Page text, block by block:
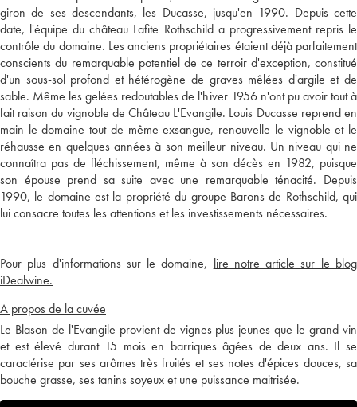
giron de ses descendants, les Ducasse, jusqu'en 1990. Depuis cette
date, l'équipe du château Lafite Rothschild a progressivement repris le
contrôle du domaine. Les anciens propriétaires étaient déjà parfaitement
conscients du remarquable potentiel de ce terroir d'exception, constitué
d'un sous-sol profond et hétérogène de graves mêlées d'argile et de
sable. Même les gelées redoutables de l'hiver 1956 n'ont pu avoir tout à
fait raison du vignoble de Château L'Evangile. Louis Ducasse reprend en
main le domaine tout de même exsangue, renouvelle le vignoble et le
réhausse en quelques années à son meilleur niveau. Un niveau qui ne
connaîtra pas de fléchissement, même à son décès en 1982, puisque
son épouse prend sa suite avec une remarquable ténacité. Depuis
1990, le domaine est la propriété du groupe Barons de Rothschild, qui
lui consacre toutes les attentions et les investissements nécessaires.
Pour plus d'informations sur le domaine, lire notre article sur le blog
iDealwine.
A propos de la cuvée
Le Blason de l'Evangile provient de vignes plus jeunes que le grand vin
et est élevé durant 15 mois en barriques âgées de deux ans. Il se
caractérise par ses arômes très fruités et ses notes d'épices douces, sa
bouche grasse, ses tanins soyeux et une puissance maitrisée.